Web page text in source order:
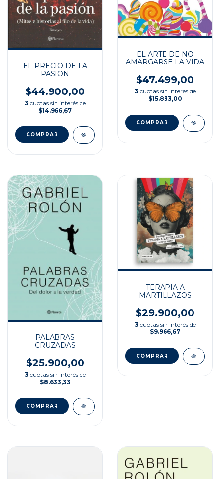
EL PRECIO DE LA
PASION
$44.900,00
3 cuotas sin interés de
$14.966,67
EL ARTE DE NO
AMARGARSE LA VIDA
$47.499,00
3 cuotas sin interés de
$15.833,00
PALABRAS
CRUZADAS
$25.900,00
3 cuotas sin interés de
$8.633,33
TERAPIA A
MARTILLAZOS
$29.900,00
3 cuotas sin interés de
$9.966,67